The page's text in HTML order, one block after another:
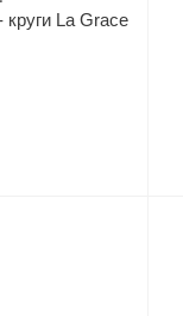
La Grace